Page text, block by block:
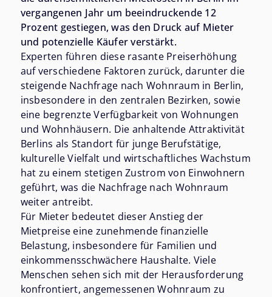
vergangenen Jahr um beeindruckende 12
Prozent gestiegen, was den Druck auf Mieter
und potenzielle Käufer verstärkt.
Experten führen diese rasante Preiserhöhung
auf verschiedene Faktoren zurück, darunter die
steigende Nachfrage nach Wohnraum in Berlin,
insbesondere in den zentralen Bezirken, sowie
eine begrenzte Verfügbarkeit von Wohnungen
und Wohnhäusern. Die anhaltende Attraktivität
Berlins als Standort für junge Berufstätige,
kulturelle Vielfalt und wirtschaftliches Wachstum
hat zu einem stetigen Zustrom von Einwohnern
geführt, was die Nachfrage nach Wohnraum
weiter antreibt.
Für Mieter bedeutet dieser Anstieg der
Mietpreise eine zunehmende finanzielle
Belastung, insbesondere für Familien und
einkommensschwächere Haushalte. Viele
Menschen sehen sich mit der Herausforderung
konfrontiert, angemessenen Wohnraum zu